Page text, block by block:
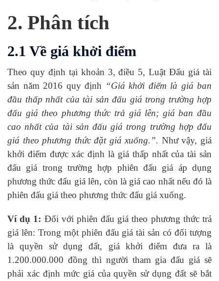
2. Phân tích
2.1 Về giá khởi điểm
Theo quy định tại khoản 3, điều 5, Luật Đấu giá tài
sản năm 2016 quy định “Giá khởi điểm là giá ban
đầu thấp nhất của tài sản đấu giá trong trường hợp
đấu giá theo phương thức trả giá lên; giá ban đầu
cao nhất của tài sản đấu giá trong trường hợp đấu
giá theo phương thức đặt giá xuống.”. Như vậy, giá
khởi điểm được xác định là giá thấp nhất của tài sản
đấu giá trong trường hợp phiên đấu giá áp dụng
phương thức đấu giá lên, còn là giá cao nhất nếu đó là
phiên đấu giá theo phương thức đấu giá xuống.
Ví dụ 1: Đối với phiên đấu giá theo phương thức trả
giá lên: Trong một phiên đấu giá tài sản có đối tượng
là quyền sử dụng đất, giá khởi điểm đưa ra là
1.200.000.000 đồng thì người tham gia đấu giá sẽ
phải xác định mức giá của quyền sử dụng đất sẽ bắt